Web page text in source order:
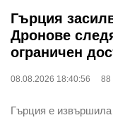
Гърция
Дронове
ограничен
08.08.2026 18:40:56 88
Гърция е